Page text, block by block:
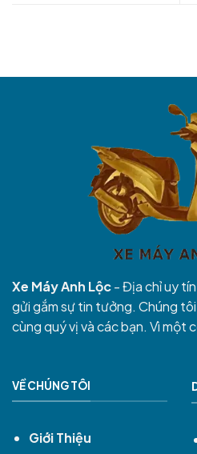
Xe Máy Anh Lộc- Địa chỉ uy
gửi gắm sự tin tưởng. Chúng
cùng quý vị và các bạn. Vì một
VỀ CHÚNG TÔI
Giới Thiệu